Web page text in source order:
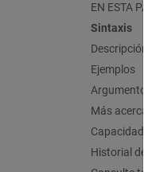
EN ESTA
Sintaxis
Descripción
Ejemplos
Más
Historial